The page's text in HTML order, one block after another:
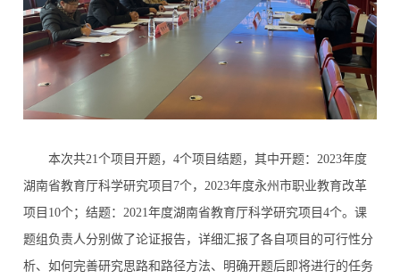
本次共21个项目开题，4个项目结题，其中开题：2023年度
湖南省教育厅科学研究项目7个，2023年度永州市职业教育改革
项目10个；结题：2021年度湖南省教育厅科学研究项目4个。课
题组负责人分别做了论证报告，详细汇报了各自项目的可行性分
析、如何完善研究思路和路径方法、明确开题后即将进行的任务